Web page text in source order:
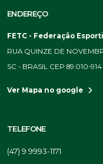
ENDEREÇO
FETC - Federação
RUA QUINZE DE
SC - BRASIL CEP 89.010-914
Ver Mapa no google
TELEFONE
(47) 9 9993-1171